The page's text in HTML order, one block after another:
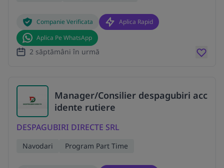
Companie Verificata
Aplica Rapid
Aplica Pe WhatsApp
2 săptămâni în urmă
Manager/Consilier despagubiri acc
idente rutiere
DESPAGUBIRI DIRECTE SRL
Navodari Program Part Time